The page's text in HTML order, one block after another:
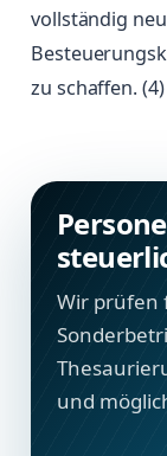
vollständig
zu schaffen. (4)
Wir prüfen
und